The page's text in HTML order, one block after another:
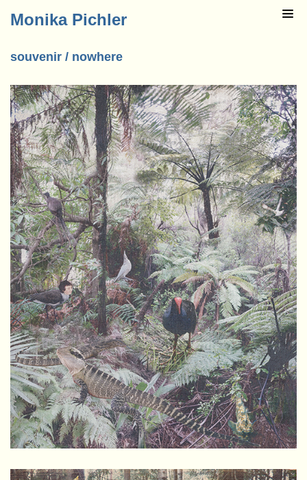
Monika Pichler
souvenir / nowhere